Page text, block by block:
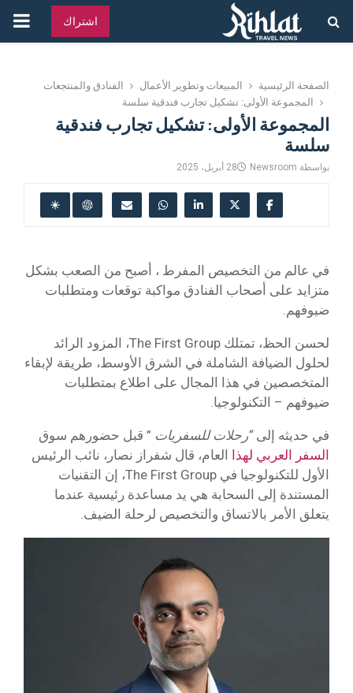
اشتراك
الصفحة الرئيسية المبيعات وتطوير الأعمال
الفنادق والمنتجعات
المجموعة الأولى: تشكيل تجارب فندقية سلسة
المجموعة الأولى: تشكيل تجارب فندقية
سلسة
بواسطة Newsroom 28 أبريل، 2025
في عالم من التخصيص المفرط ، أصبح من الصعب بشكل
متزايد على أصحاب الفنادق مواكبة توقعات ومتطلبات
ضيوفهم.
لحسن الحظ، تمتلك The First Group، المزود الرائد
لحلول الضيافة الشاملة في الشرق الأوسط، طريقة لإبقاء
المتخصصين في هذا المجال على اطلاع بمتطلبات
ضيوفهم – التكنولوجيا.
في حديثه إلى“رحلات للسفريات ” قبل حضورهم سوق
السفر العربي لهذا العام، قال شفراز نصار، نائب الرئيس
الأول للتكنولوجيا في The First Group، إن التقنيات
المستندة إلى السحابة هي يد مساعدة رئيسية عندما
يتعلق الأمر بالاتساق والتخصيص لرحلة الضيف.